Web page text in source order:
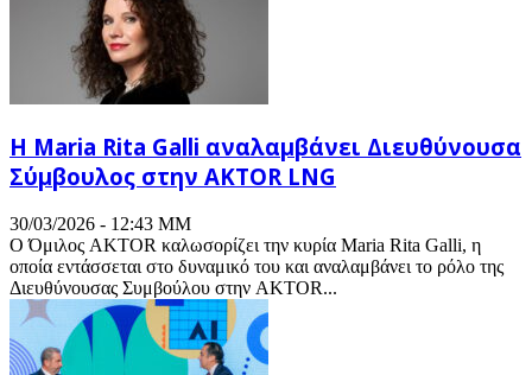
H Maria Rita Galli αναλαμβάνει Διευθύνουσα
Σύμβουλος στην AKTOR LNG
30/03/2026 - 12:43 ΜΜ
Ο Όμιλος AKTOR καλωσορίζει την κυρία Maria Rita Galli, η
οποία εντάσσεται στο δυναμικό του και αναλαμβάνει το ρόλο της
Διευθύνουσας Συμβούλου στην AKTOR...